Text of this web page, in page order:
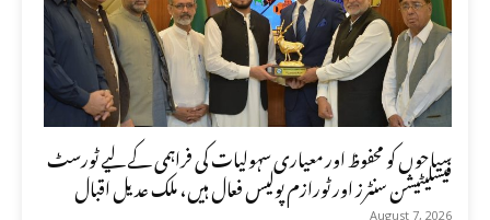
سیاحوں کو محفوظ اور معیاری سہولیات کی فراہمی کے لیے ٹورسٹ
فیسلیٹیشن سنٹرز اور ٹورازم پولیس فعال ہیں، ملک عدیل اقبال
August 7, 2026